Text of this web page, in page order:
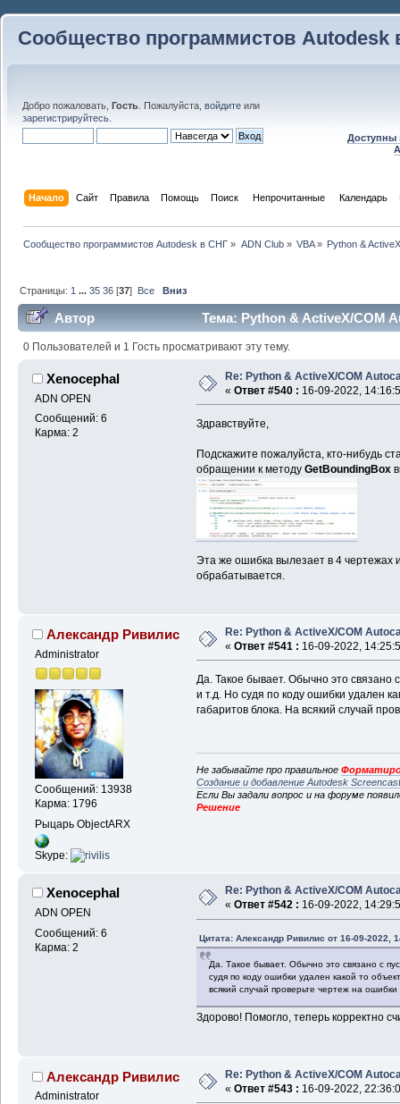
Сообщество программистов Autodesk
Добро пожаловать, Гость . Пожалуйста, войдите или
зарегистрируйтесь
Доступны
Начало Сайт Правила Помощь Поиск Непрочитанные Календарь
Сообщество программистов Autodesk в СНГ » ADN Club» VBA» Python &
Страницы: 1 ...35 36 [37] Все Вниз
Автор Тема: Python & ActiveX/COM
0 Пользователей и 1 Гость просматривают эту тему.
Xenocephal
ADN OPEN
Сообщений: 6
Карма: 2
Re: Python & ActiveX/COM
« Ответ #540 : 16-09-2022,
Здравствуйте,
Подскажите пожалуйста, кто-нибудь
обращении к методу GetBoundingBox
Эта же ошибка вылезает в 4 чертежах
обрабатывается.
Александр Ривилис
Administrator
Сообщений: 13938
Карма: 1796
Рыцарь ObjectARX
Skype:
Re: Python & ActiveX/COM
« Ответ #541 : 16-09-2022,
Да. Такое бывает. Обычно это связано
и т.д. Но судя по коду ошибки удален
габаритов блока. На всякий случай
Не забывайте про правильное
Создание и добавление Autodesk
Если Вы задали вопрос и на форуме
Решение
Xenocephal
ADN OPEN
Сообщений: 6
Карма: 2
Re: Python & ActiveX/COM
« Ответ #542 : 16-09-2022,
Цитата: Александр Ривилис от 16-09-2022,
Да. Такое бывает. Обычно это связано с
судя по коду ошибки удален какой то
всякий случай проверьте чертеж на
Здорово! Помогло, теперь корректно
Александр Ривилис
Administrator
Re: Python & ActiveX/COM
« Ответ #543 : 16-09-2022,